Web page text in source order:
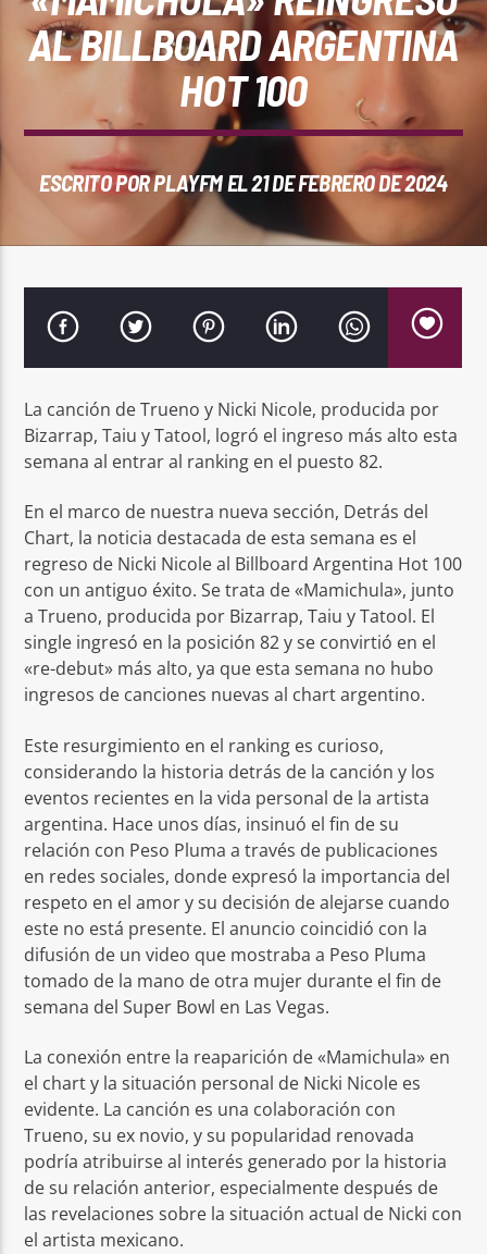
REPRODUCTOR WEB
AL BILLBOARD ARGENTINA
HOT 100
ESCRITO PORPLAYFMEL 21 DE FEBRERO DE 2024
La canción de Trueno y Nicki Nicole, producida por
Bizarrap, Taiu y Tatool, logró el ingreso más alto esta
semana al entrar al ranking en el puesto 82.
En el marco de nuestra nueva sección, Detrás del
Chart, la noticia destacada de esta semana es el
regreso de Nicki Nicole al Billboard Argentina Hot 100
con un antiguo éxito. Se trata de «Mamichula», junto
a Trueno, producida por Bizarrap, Taiu y Tatool. El
single ingresó en la posición 82 y se convirtió en el
«re-debut» más alto, ya que esta semana no hubo
ingresos de canciones nuevas al chart argentino.
Este resurgimiento en el ranking es curioso,
considerando la historia detrás de la canción y los
eventos recientes en la vida personal de la artista
argentina. Hace unos días, insinuó el fin de su
relación con Peso Pluma a través de publicaciones
en redes sociales, donde expresó la importancia del
respeto en el amor y su decisión de alejarse cuando
este no está presente. El anuncio coincidió con la
difusión de un video que mostraba a Peso Pluma
tomado de la mano de otra mujer durante el fin de
semana del Super Bowl en Las Vegas.
La conexión entre la reaparición de «Mamichula» en
el chart y la situación personal de Nicki Nicole es
evidente. La canción es una colaboración con
Trueno, su ex novio, y su popularidad renovada
podría atribuirse al interés generado por la historia
de su relación anterior, especialmente después de
las revelaciones sobre la situación actual de Nicki con
el artista mexicano.